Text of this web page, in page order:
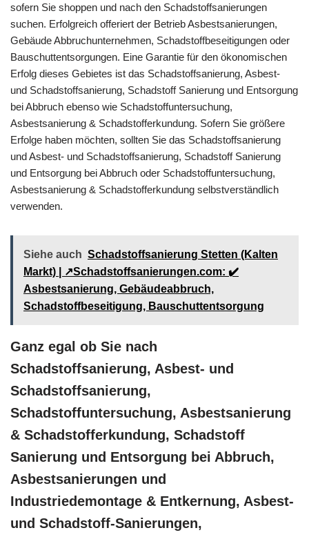
sofern Sie shoppen und nach den Schadstoffsanierungen
suchen. Erfolgreich offeriert der Betrieb Asbestsanierungen,
Gebäude Abbruchunternehmen, Schadstoffbeseitigungen oder
Bauschuttentsorgungen. Eine Garantie für den ökonomischen
Erfolg dieses Gebietes ist das Schadstoffsanierung, Asbest-
und Schadstoffsanierung, Schadstoff Sanierung und Entsorgung
bei Abbruch ebenso wie Schadstoffuntersuchung,
Asbestsanierung & Schadstofferkundung. Sofern Sie größere
Erfolge haben möchten, sollten Sie das Schadstoffsanierung
und Asbest- und Schadstoffsanierung, Schadstoff Sanierung
und Entsorgung bei Abbruch oder Schadstoffuntersuchung,
Asbestsanierung & Schadstofferkundung selbstverständlich
verwenden.
Siehe auch Schadstoffsanierung Stetten (Kalten
Markt) | ↗️Schadstoffsanierungen.com: ✔️
Asbestsanierung, Gebäudeabbruch,
Schadstoffbeseitigung, Bauschuttentsorgung
Ganz egal ob Sie nach
Schadstoffsanierung, Asbest- und
Schadstoffsanierung,
Schadstoffuntersuchung, Asbestsanierung
& Schadstofferkundung, Schadstoff
Sanierung und Entsorgung bei Abbruch,
Asbestsanierungen und
Industriedemontage & Entkernung, Asbest-
und Schadstoff-Sanierungen,